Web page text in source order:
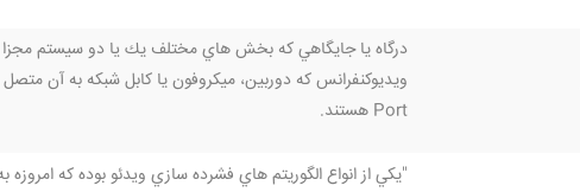
درگاه يا جايگاهي كه بخش هاي مختلف يك یا دو سيستم مجزا
Port هستند.